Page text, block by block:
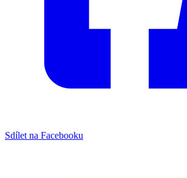
Sdílet na Facebooku